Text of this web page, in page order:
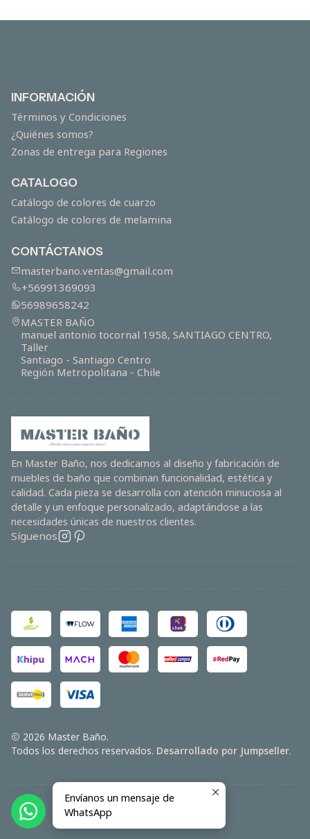
INFORMACIÓN
Términos y Condiciones
¿Quiénes somos?
Zonas de entrega para Regiones
CATALOGO
Catálogo de colores de cuarzo
Catálogo de colores de melamina
CONTÁCTANOS
masterbano.ventas@gmail.com
+56991369093
56989658242
MASTER BAÑO
manuel antonio tocornal 1958, SANTIAGO CENTRO,
Taller
Santiago - Santiago Centro
Región Metropolitana - Chile
En Master Baño, nos dedicamos al diseño y fabricación de
muebles de baño que combinan funcionalidad, estética y
calidad. Cada pieza se desarrolla con atención minuciosa al
detalle y un enfoque personalizado, adaptándose a las
necesidades únicas de nuestros clientes.
Síguenos
2026 Master Baño.
Todos los derechos reservados. Desarrollado por Jumpseller.
Envíanos un mensaje de
WhatsApp